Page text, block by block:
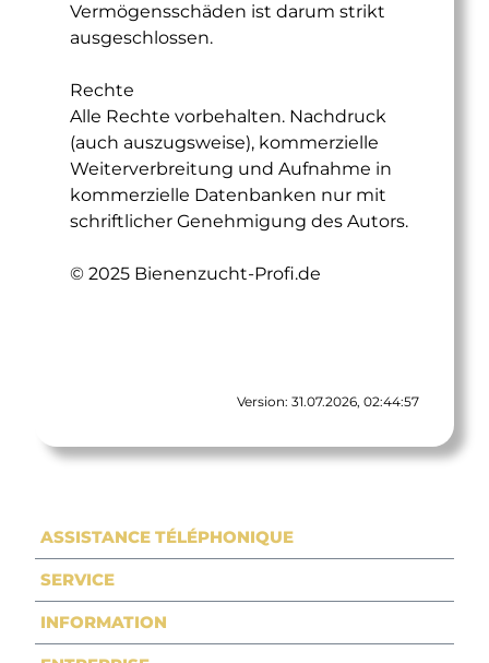
Vermögensschäden ist darum strikt
ausgeschlossen.
Rechte
Alle Rechte vorbehalten. Nachdruck
(auch auszugsweise), kommerzielle
Weiterverbreitung und Aufnahme in
kommerzielle Datenbanken nur mit
schriftlicher Genehmigung des Autors.
© 2025 Bienenzucht-Profi.de
Version: 31.07.2026, 02:44:57
ASSISTANCE TÉLÉPHONIQUE
SERVICE
INFORMATION